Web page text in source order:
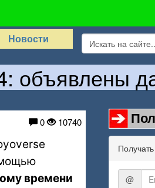
Новости
объявлены
0 10740
времени
@